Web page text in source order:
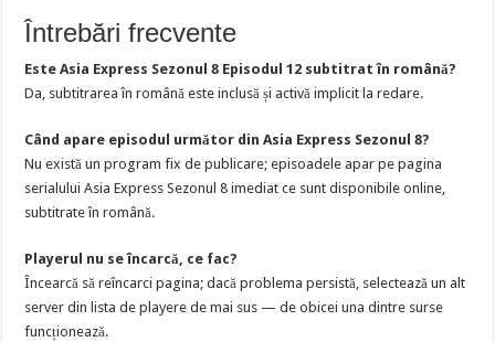
Întrebări frecvente
Este Asia Express Sezonul 8 Episodul 12 subtitrat în română?
Da, subtitrarea în română este inclusă și activă implicit la redare.
Când apare episodul următor din Asia Express Sezonul 8?
Nu există un program fix de publicare; episoadele apar pe pagina
serialului Asia Express Sezonul 8 imediat ce sunt disponibile online,
subtitrate în română.
Playerul nu se încarcă, ce fac?
Încearcă să reîncarci pagina; dacă problema persistă, selectează un alt
server din lista de playere de mai sus — de obicei una dintre surse
funcționează.